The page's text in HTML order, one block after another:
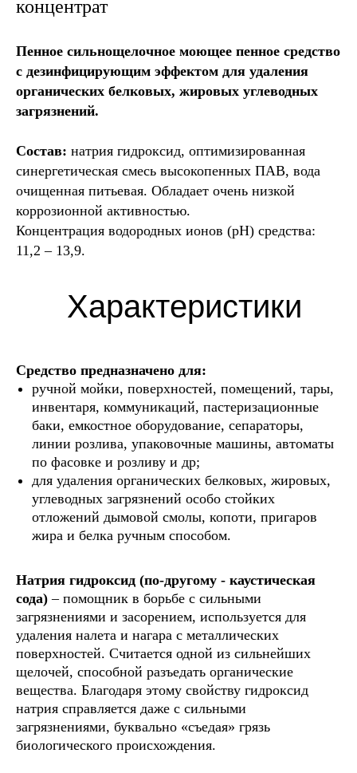
концентрат
Пенное сильнощелочное моющее пенное средство
с дезинфицирующим эффектом для удаления
органических белковых, жировых углеводных
загрязнений.
Cостав: натрия гидроксид, оптимизированная
синергетическая смесь высокопенных ПАВ, вода
очищенная питьевая. Обладает очень низкой
коррозионной активностью.
Концентрация водородных ионов (рН) средства:
11,2 – 13,9.
Характеристики
MD- ALKALINE
КОНЦЕНТРАТ,
МОЙКА С
ЭФФЕКТОМ
Средство предназначено для:
ручной мойки, поверхностей, помещений, тары,
инвентаря, коммуникаций, пастеризационные
баки, емкостное оборудование, сепараторы,
линии розлива, упаковочные машины, автоматы
по фасовке и розливу и др;
для удаления органических белковых, жировых,
углеводных загрязнений особо стойких
отложений дымовой смолы, копоти, пригаров
жира и белка ручным способом.
Натрия гидроксид (по-другому - каустическая
сода) – помощник в борьбе с сильными
загрязнениями и засорением, используется для
удаления налета и нагара с металлических
поверхностей. Считается одной из сильнейших
щелочей, способной разъедать органические
вещества. Благодаря этому свойству гидроксид
натрия справляется даже с сильными
загрязнениями, буквально «съедая» грязь
биологического происхождения.